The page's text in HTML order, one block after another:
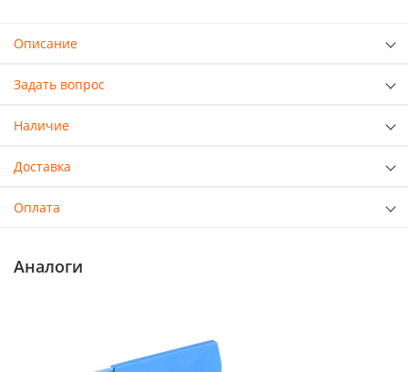
Описание
Задать вопрос
Наличие
Доставка
Оплата
Аналоги